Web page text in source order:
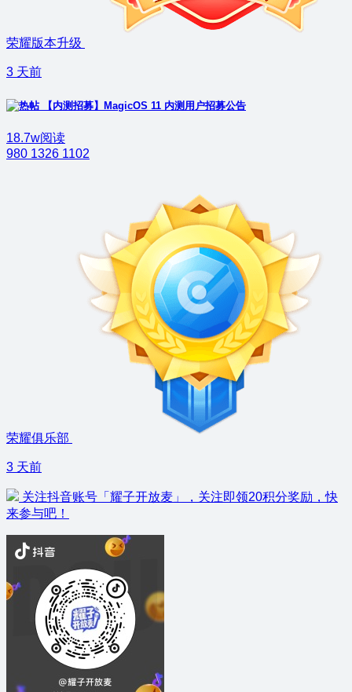
荣耀版本升级
3 天前
【内测招募】MagicOS 11 内测用户招募公告
18.7w阅读
980 1326 1102
荣耀俱乐部
3 天前
关注抖音账号「耀子开放麦」，关注即领20积分奖励，快
来参与吧！